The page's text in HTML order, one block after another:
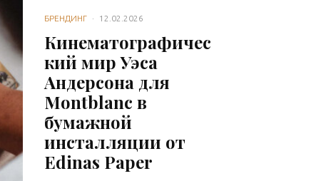
БРЕНДИНГ · 12.02.2026
Кинематографичес
кий мир Уэса
Андерсона для
Montblanc в
бумажной
инсталляции от
Edinas Paper